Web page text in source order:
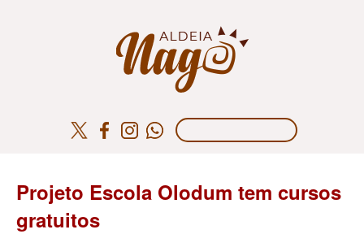
Projeto Escola Olodum tem cursos
gratuitos